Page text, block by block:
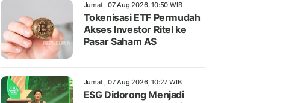
Jumat , 07 Aug 2026, 10:50 WIB
Tokenisasi ETF Permudah
Akses Investor Ritel ke
Pasar Saham AS
Jumat , 07 Aug 2026, 10:27 WIB
ESG Didorong Menjadi